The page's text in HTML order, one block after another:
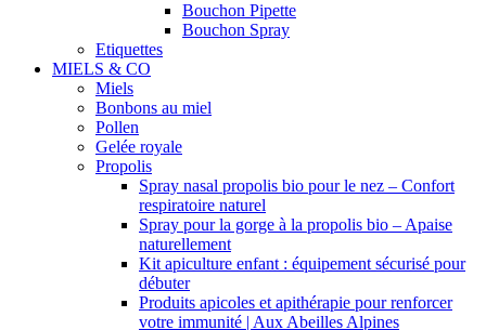
Bouchon Pipette
Bouchon Spray
Etiquettes
MIELS & CO
Miels
Bonbons au miel
Pollen
Gelée royale
Propolis
Spray nasal propolis bio pour le nez – Confort
respiratoire naturel
Spray pour la gorge à la propolis bio – Apaise
naturellement
Kit apiculture enfant : équipement sécurisé pour
débuter
Produits apicoles et apithérapie pour renforcer
votre immunité | Aux Abeilles Alpines